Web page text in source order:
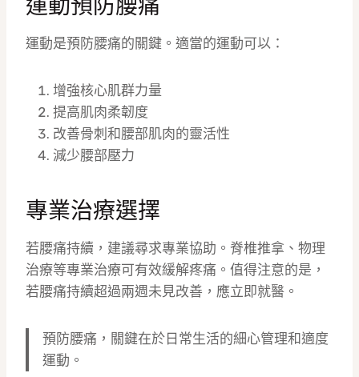
運動預防腰痛
運動是預防腰痛的關鍵。適當的運動可以：
增強核心肌群力量
提高肌肉柔韌度
改善骨刺和腰部肌肉的靈活性
減少腰部壓力
專業治療選擇
若腰痛持續，建議尋求專業協助。脊椎推拿、物理
治療等專業治療可有效緩解疼痛。值得注意的是，
若腰痛持續超過兩週未見改善，應立即就醫。
預防腰痛，關鍵在於日常生活的細心管理和適度
運動。